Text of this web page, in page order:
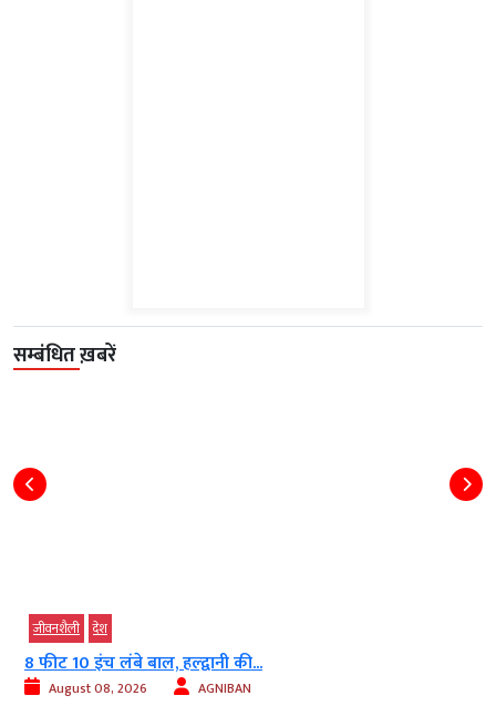
सम्बंधित ख़बरें
जीवनशैली देश
8 फीट 10 इंच लंबे बाल, हल्द्वानी की...
August 08, 2026 AGNIBAN